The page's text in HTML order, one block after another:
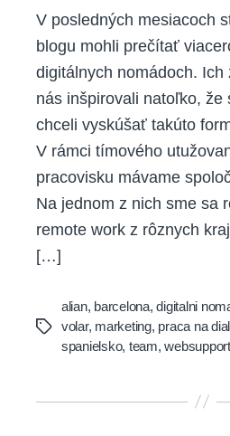
V posledných mesiacoch
blogu mohli prečítať
digitálnych nomádoch.
nás inšpirovali natoľko, že
chceli vyskúšať takúto
V rámci tímového
pracovisku mávame
Na jednom z nich sme sa
remote work z rôznych
[…]
Tags
alian, barcelona,digitalni
volar, marketing, praca na
spanielsko, team,websupport